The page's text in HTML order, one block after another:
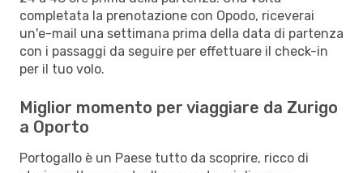
completata la prenotazione con Opodo, riceverai
un'e-mail una settimana prima della data di partenza
con i passaggi da seguire per effettuare il check-in
per il tuo volo.
Miglior momento per viaggiare da Zurigo
a Oporto
Portogallo è un Paese tutto da scoprire, ricco di